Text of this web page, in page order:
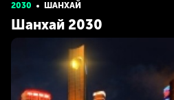
2030 ШАНХАЙ
Шанхай 2030